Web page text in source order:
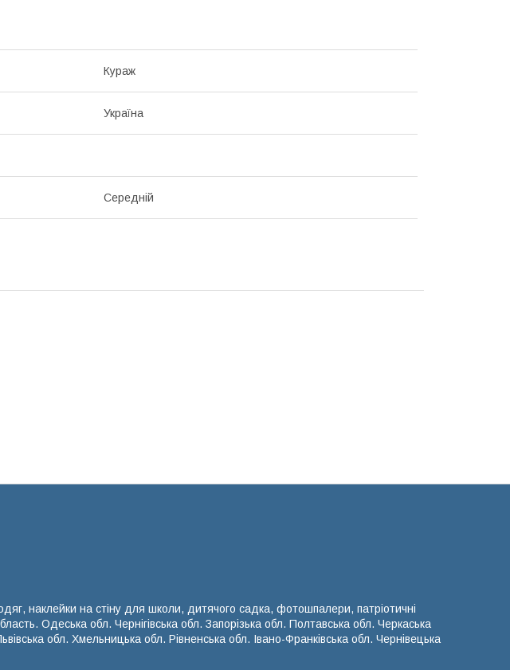
Кураж
Україна
Середній
наклейки на стіну для школи, дитячого садка, фотошпалери, патріотичні
Одеська обл. Чернігівська обл. Запорізька обл. Полтавська обл. Черкаська
обл. Хмельницька обл. Рівненська обл. Івано-Франківська обл. Чернівецька